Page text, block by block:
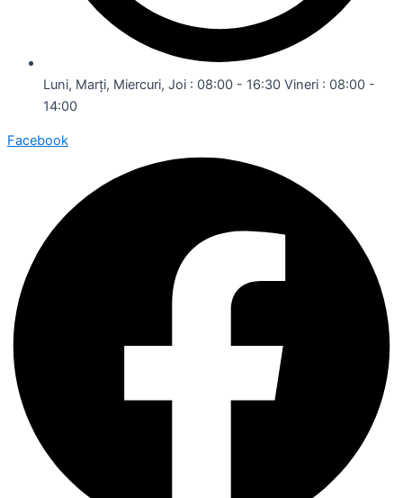
Luni, Marți, Miercuri, Joi : 08:00 - 16:30 Vineri : 08:00 -
14:00
Facebook